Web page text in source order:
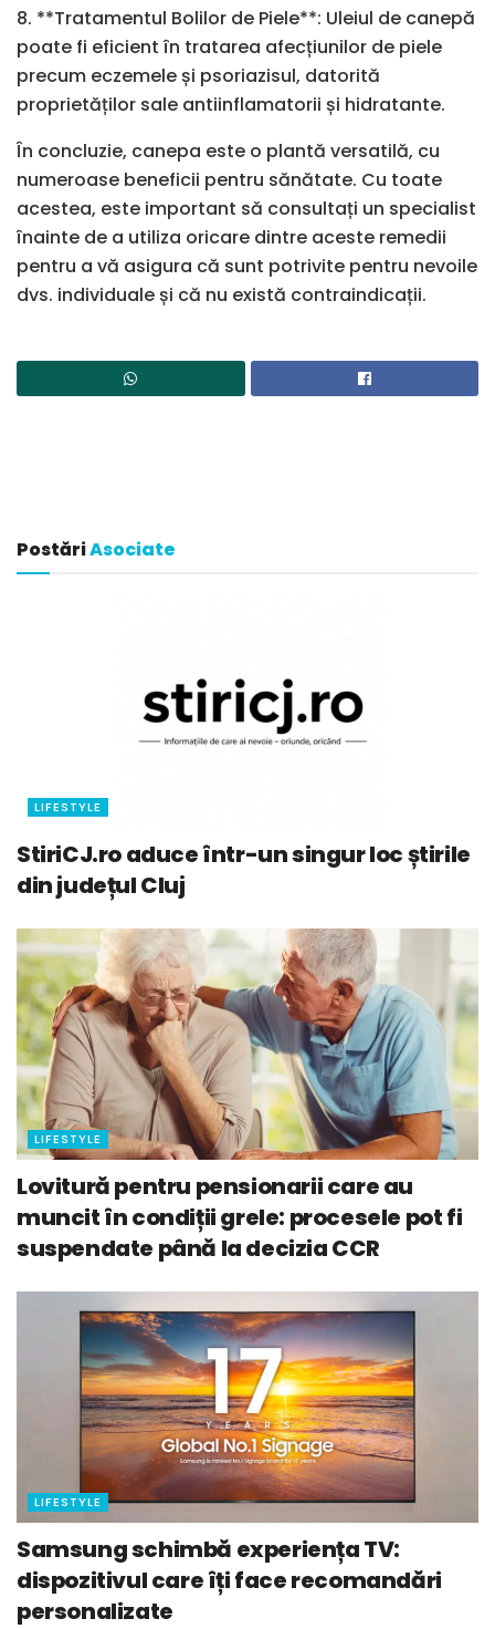
8. **Tratamentul Bolilor de Piele**: Uleiul de canepă
poate fi eficient în tratarea afecțiunilor de piele
precum eczemele și psoriazisul, datorită
proprietăților sale antiinflamatorii și hidratante.
În concluzie, canepa este o plantă versatilă, cu
numeroase beneficii pentru sănătate. Cu toate
acestea, este important să consultați un specialist
înainte de a utiliza oricare dintre aceste remedii
pentru a vă asigura că sunt potrivite pentru nevoile
dvs. individuale și că nu există contraindicații.
PostăriAsociate
LIFESTYLE
StiriCJ.ro aduce într-un singur loc știrile
din județul Cluj
LIFESTYLE
Lovitură pentru pensionarii care au
muncit în condiții grele: procesele pot fi
suspendate până la decizia CCR
LIFESTYLE
Samsung schimbă experiența TV:
dispozitivul care îți face recomandări
personalizate